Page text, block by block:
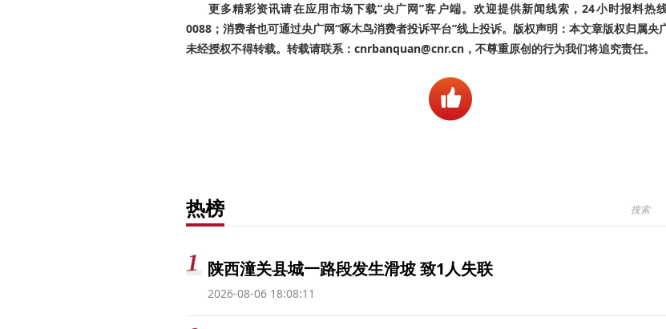
更多精彩资讯请在应用市场下载“央广网”客户端。欢迎提供新闻线索，24小时报料热
0088；消费者也可通过央广网“啄木鸟消费者投诉平台”线上投诉。版权声明：本文章版权归属央
未经授权不得转载。转载请联系：cnrbanquan@cnr.cn，不尊重原创的行为我们将追究责任。
热榜
陕西潼关县城一路段发生滑坡 致1人失联
2026-08-06 18:08:11